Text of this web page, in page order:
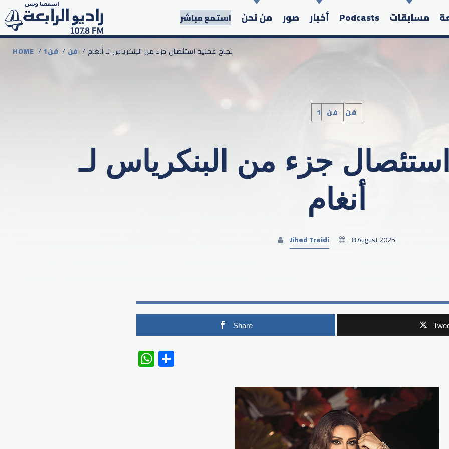
مسابقات Podcasts أخبار صور من نحن استمع مباشر
Search in the website:
HOME / 1فن / فن / نجاح عملية استئصال جزء من البنكرياس لـ أنغام
1فن فن
جزء من البنكرياس لـ
أنغام
Jihed Traidi 8 August 2025
Share
WhatsApp